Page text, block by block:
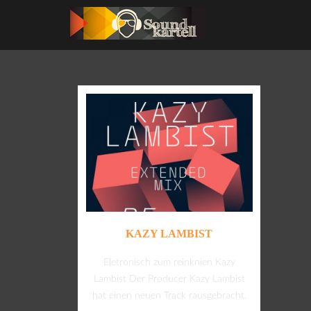
KAZY LAMBIST
Eletronisch zum reinknien Kazy
Lambist Der Producer Kazy Lambist
hat einen neuen Track rausgebracht.